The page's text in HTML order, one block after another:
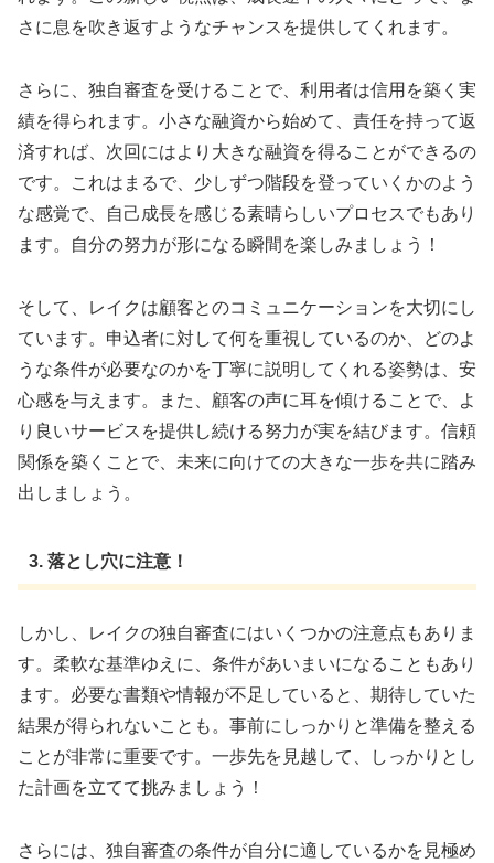
さに息を吹き返すようなチャンスを提供してくれます。
さらに、独自審査を受けることで、利用者は信用を築く実
績を得られます。小さな融資から始めて、責任を持って返
済すれば、次回にはより大きな融資を得ることができるの
です。これはまるで、少しずつ階段を登っていくかのよう
な感覚で、自己成長を感じる素晴らしいプロセスでもあり
ます。自分の努力が形になる瞬間を楽しみましょう！
そして、レイクは顧客とのコミュニケーションを大切にし
ています。申込者に対して何を重視しているのか、どのよ
うな条件が必要なのかを丁寧に説明してくれる姿勢は、安
心感を与えます。また、顧客の声に耳を傾けることで、よ
り良いサービスを提供し続ける努力が実を結びます。信頼
関係を築くことで、未来に向けての大きな一歩を共に踏み
出しましょう。
3. 落とし穴に注意！
しかし、レイクの独自審査にはいくつかの注意点もありま
す。柔軟な基準ゆえに、条件があいまいになることもあり
ます。必要な書類や情報が不足していると、期待していた
結果が得られないことも。事前にしっかりと準備を整える
ことが非常に重要です。一歩先を見越して、しっかりとし
た計画を立てて挑みましょう！
さらには、独自審査の条件が自分に適しているかを見極め